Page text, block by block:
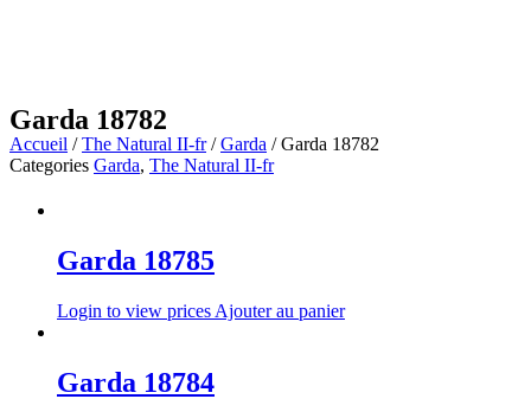
Garda 18782
Accueil /The Natural II-fr/Garda / Garda 18782
Categories Garda, The Natural II-fr
Garda 18785
Login to view prices Ajouter au panier
Garda 18784